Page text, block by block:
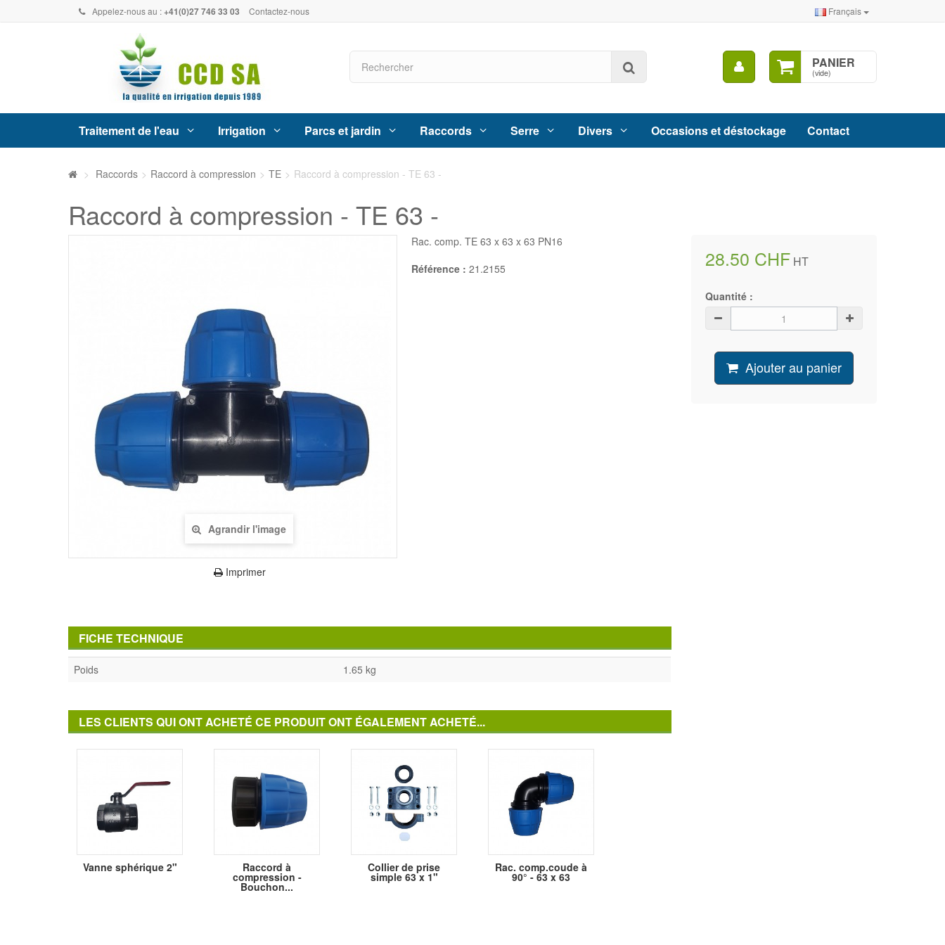
Appelez-nous au :+41(0)27 746 33 03 Contactez-nous Français
PANIER
(vide)
Mon
compte
Traitement de l'eau Irrigation Parcs et jardin Raccords Serre Divers Occasions et déstockage Contact
> Raccords > Raccord à compression > TE > Raccord à compression - TE 63 -
Raccord à compression - TE 63 -
Agrandir l'image
Imprimer
28.50 CHF HT
Quantité :
Ajouter au panier
Rac. comp. TE 63 x 63 x 63 PN16
Référence : 21.2155
FICHE TECHNIQUE
Poids 1.65 kg
LES CLIENTS QUI ONT ACHETÉ CE PRODUIT ONT ÉGALEMENT ACHETÉ...
Vanne sphérique 2" Raccord à
compression -
Bouchon...
Collier de prise
simple 63 x 1"
Rac. comp.coude à
90° - 63 x 63